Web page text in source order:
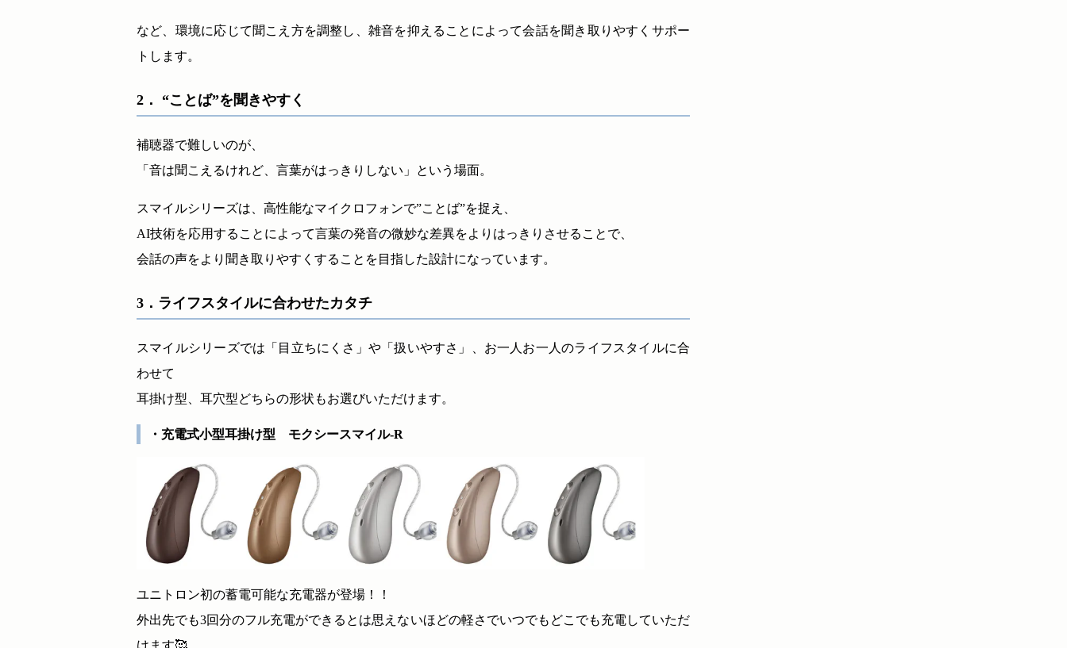
など、環境に応じて聞こえ方を調整し、雑音を抑えることによって会話を聞き取りやすくサポー
トします。
2． “ことば”を聞きやすく
補聴器で難しいのが、
「音は聞こえるけれど、言葉がはっきりしない」という場面。
スマイルシリーズは、高性能なマイクロフォンで”ことば”を捉え、
AI技術を応用することによって言葉の発音の微妙な差異をよりはっきりさせることで、
会話の声をより聞き取りやすくすることを目指した設計になっています。
3．ライフスタイルに合わせたカタチ
スマイルシリーズでは「目立ちにくさ」や「扱いやすさ」、お一人お一人のライフスタイルに合
わせて
耳掛け型、耳穴型どちらの形状もお選びいただけます。
・充電式小型耳掛け型 モクシースマイル-R
ユニトロン初の蓄電可能な充電器が登場！！
外出先でも3回分のフル充電ができるとは思えないほどの軽さでいつでもどこでも充電していただ